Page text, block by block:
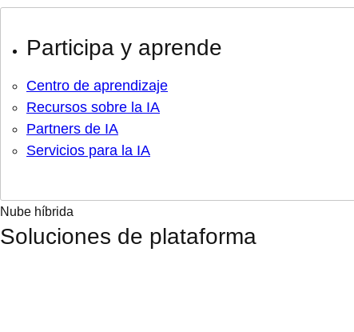
Participa y aprende
Centro de aprendizaje
Recursos sobre la IA
Partners de IA
Servicios para la IA
Nube híbrida
Soluciones de plataforma